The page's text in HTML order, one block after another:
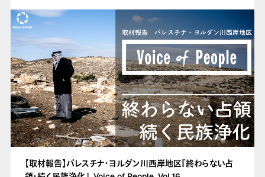
【取材報告】パレスチナ・ヨルダン川西岸地区『終わらない占